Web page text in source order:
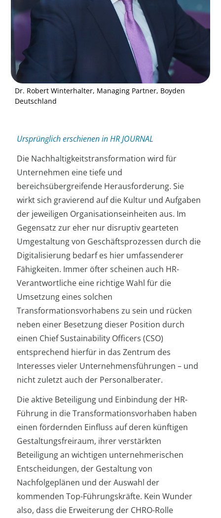
Dr. Robert Winterhalter, Managing Partner, Boyden
Deutschland
Ursprünglich erschienen in HR JOURNAL
Die Nachhaltigkeitstransformation wird für
Unternehmen eine tiefe und
bereichsübergreifende Herausforderung. Sie
wirkt sich gravierend auf die Kultur und Aufgaben
der jeweiligen Organisationseinheiten aus. Im
Gegensatz zur eher nur disruptiv gearteten
Umgestaltung von Geschäftsprozessen durch die
Digitalisierung bedarf es hier umfassenderer
Fähigkeiten. Immer öfter scheinen auch HR-
Verantwortliche eine richtige Wahl für die
Umsetzung eines solchen
Transformationsvorhabens zu sein und rücken
neben einer Besetzung dieser Position durch
einen Chief Sustainability Officers (CSO)
entsprechend hierfür in das Zentrum des
Interesses vieler Unternehmensführungen – und
nicht zuletzt auch der Personalberater.
Die aktive Beteiligung und Einbindung der HR-
Führung in die Transformationsvorhaben haben
einen fördernden Einfluss auf deren künftigen
Gestaltungsfreiraum, ihrer verstärkten
Beteiligung an wichtigen unternehmerischen
Entscheidungen, der Gestaltung von
Nachfolgeplänen und der Auswahl der
kommenden Top-Führungskräfte. Kein Wunder
also, dass die Erweiterung der CHRO-Rolle